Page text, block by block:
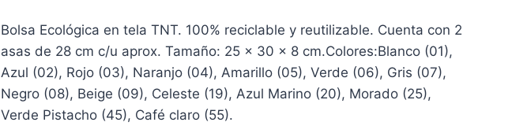
Bolsa Ecológica en tela TNT. 100% reciclable y reutilizable. Cuenta con 2
asas de 28 cm c/u aprox. Tamaño: 25 x 30 x 8 cm.Colores:Blanco (01),
Azul (02), Rojo (03), Naranjo (04), Amarillo (05), Verde (06), Gris (07),
Negro (08), Beige (09), Celeste (19), Azul Marino (20), Morado (25),
Verde Pistacho (45), Café claro (55).